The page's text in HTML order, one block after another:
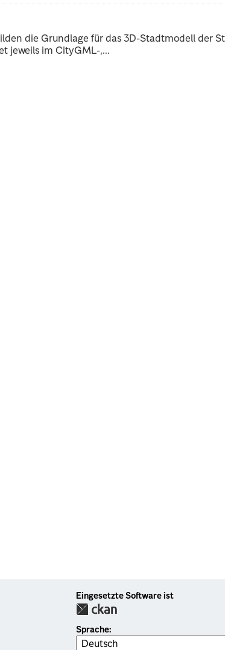
die Grundlage für das 3D-Stadtmodell der
jeweils im CityGML-,...
Eingesetzte Software ist
Sprache